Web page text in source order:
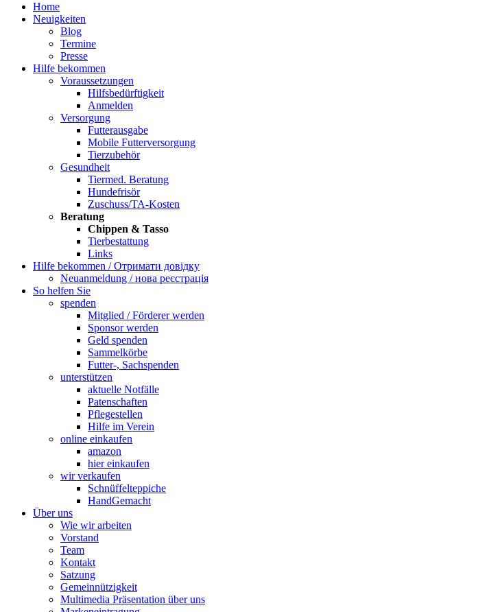
Home
Neuigkeiten
Blog
Termine
Presse
Hilfe bekommen
Voraussetzungen
Hilfsbedürftigkeit
Anmelden
Versorgung
Futterausgabe
Mobile Futterversorgung
Tierzubehör
Gesundheit
Tiermed. Beratung
Hundefrisör
Zuschuss/TA-Kosten
Beratung
Chippen & Tasso
Tierbestattung
Links
Hilfe bekommen / Отримати довідку
Neuanmeldung / нова реєстрація
So helfen Sie
spenden
Mitglied / Förderer werden
Sponsor werden
Geld spenden
Sammelkörbe
Futter-, Sachspenden
unterstützen
aktuelle Notfälle
Patenschaften
Pflegestellen
Hilfe im Verein
online einkaufen
amazon
hier einkaufen
wir verkaufen
Schnüffelteppiche
HandGemacht
Über uns
Wie wir arbeiten
Vorstand
Team
Kontakt
Satzung
Gemeinnützigkeit
Multimedia Präsentation über uns